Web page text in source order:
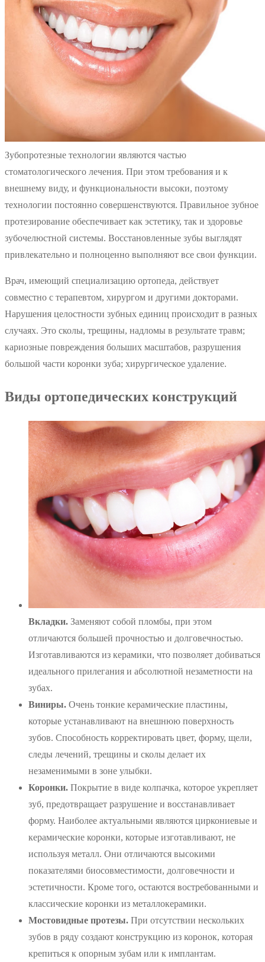
Зубопротезные технологии являются частью
стоматологического лечения. При этом требования и к
внешнему виду, и функциональности высоки, поэтому
технологии постоянно совершенствуются. Правильное зубное
протезирование обеспечивает как эстетику, так и здоровье
зубочелюстной системы. Восстановленные зубы выглядят
привлекательно и полноценно выполняют все свои функции.
Врач, имеющий специализацию ортопеда, действует
совместно с терапевтом, хирургом и другими докторами.
Нарушения целостности зубных единиц происходит в разных
случаях. Это сколы, трещины, надломы в результате травм;
кариозные повреждения больших масштабов, разрушения
большой части коронки зуба; хирургическое удаление.
Виды ортопедических конструкций
Вкладки. Заменяют собой пломбы, при этом
отличаются большей прочностью и долговечностью.
Изготавливаются из керамики, что позволяет добиваться
идеального прилегания и абсолютной незаметности на
зубах.
Виниры. Очень тонкие керамические пластины,
которые устанавливают на внешнюю поверхность
зубов. Способность корректировать цвет, форму, щели,
следы лечений, трещины и сколы делает их
незаменимыми в зоне улыбки.
Коронки. Покрытие в виде колпачка, которое укрепляет
зуб, предотвращает разрушение и восстанавливает
форму. Наиболее актуальными являются циркониевые и
керамические коронки, которые изготавливают, не
используя металл. Они отличаются высокими
показателями биосовместимости, долговечности и
эстетичности. Кроме того, остаются востребованными и
классические коронки из металлокерамики.
Мостовидные протезы. При отсутствии нескольких
зубов в ряду создают конструкцию из коронок, которая
крепиться к опорным зубам или к имплантам.